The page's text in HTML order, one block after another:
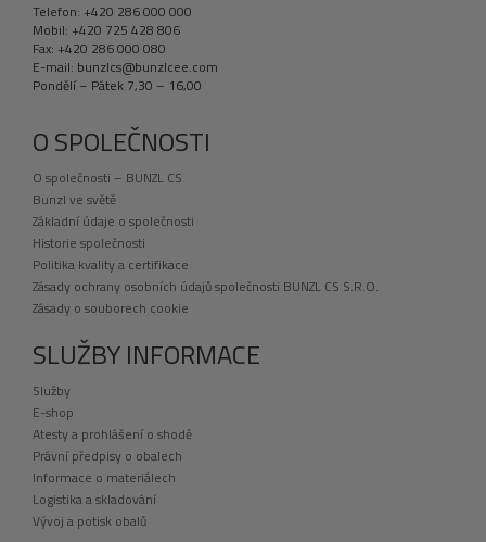
Telefon: +420 286 000 000
Mobil: +420 725 428 806
Fax: +420 286 000 080
E-mail: bunzlcs@bunzlcee.com
Pondělí – Pátek 7,30 – 16,00
O SPOLEČNOSTI
O společnosti – BUNZL CS
Bunzl ve světě
Základní údaje o společnosti
Historie společnosti
Politika kvality a certifikace
Zásady ochrany osobních údajů společnosti BUNZL CS S.R.O.
Zásady o souborech cookie
SLUŽBY INFORMACE
Služby
E-shop
Atesty a prohlášení o shodě
Právní předpisy o obalech
Informace o materiálech
Logistika a skladování
Vývoj a potisk obalů